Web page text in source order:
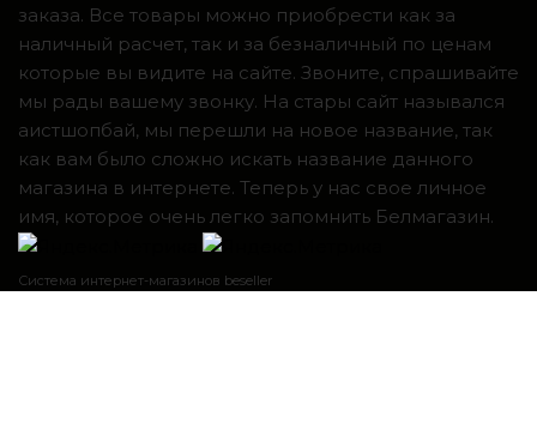
заказа. Все товары можно приобрести как за
наличный расчет, так и за безналичный по ценам
которые вы видите на сайте. Звоните, спрашивайте
мы рады вашему звонку. На стары сайт назывался
аистшопбай, мы перешли на новое название, так
как вам было сложно искать название данного
магазина в интернете. Теперь у нас свое личное
имя, которое очень легко запомнить Белмагазин.
Система интернет-магазинов beseller